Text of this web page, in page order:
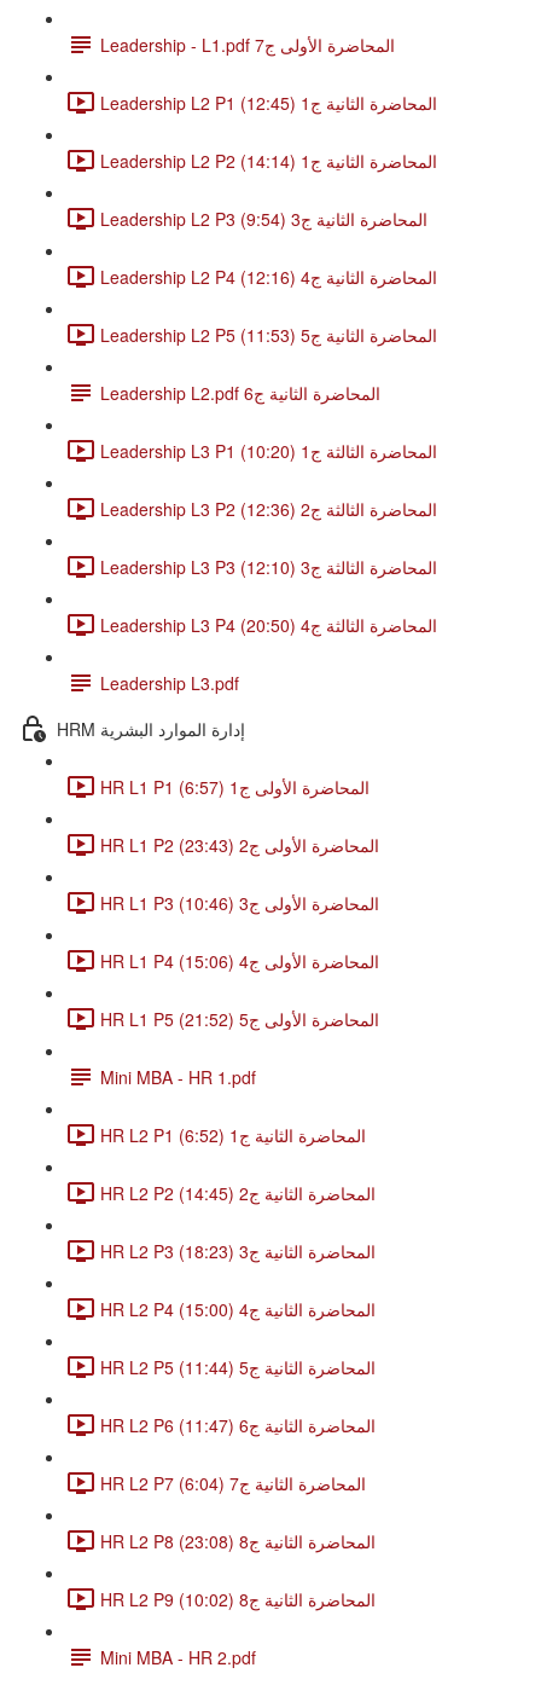
Leadership - L1.pdf المحاضرة الأولى ج7
Leadership L2 P1 المحاضرة الثانية ج1 (12:45)
Leadership L2 P2 المحاضرة الثانية ج1 (14:14)
Leadership L2 P3 المحاضرة الثانية ج3 (9:54)
Leadership L2 P4 المحاضرة الثانية ج4 (12:16)
Leadership L2 P5 المحاضرة الثانية ج5 (11:53)
Leadership L2.pdf المحاضرة الثانية ج6
Leadership L3 P1 المحاضرة الثالثة ج1 (10:20)
Leadership L3 P2 المحاضرة الثالثة ج2 (12:36)
Leadership L3 P3 المحاضرة الثالثة ج3 (12:10)
Leadership L3 P4 المحاضرة الثالثة ج4 (20:50)
Leadership L3.pdf
HRM إدارة الموارد البشرية
HR L1 P1 المحاضرة الأولى ج1 (6:57)
HR L1 P2 المحاضرة الأولى ج2 (23:43)
HR L1 P3 المحاضرة الأولى ج3 (10:46)
HR L1 P4 المحاضرة الأولى ج4 (15:06)
HR L1 P5 المحاضرة الأولى ج5 (21:52)
Mini MBA - HR 1.pdf
HR L2 P1 المحاضرة الثانية ج1 (6:52)
HR L2 P2 المحاضرة الثانية ج2 (14:45)
HR L2 P3 المحاضرة الثانية ج3 (18:23)
HR L2 P4 المحاضرة الثانية ج4 (15:00)
HR L2 P5 المحاضرة الثانية ج5 (11:44)
HR L2 P6 المحاضرة الثانية ج6 (11:47)
HR L2 P7 المحاضرة الثانية ج7 (6:04)
HR L2 P8 المحاضرة الثانية ج8 (23:08)
HR L2 P9 المحاضرة الثانية ج8 (10:02)
Mini MBA - HR 2.pdf